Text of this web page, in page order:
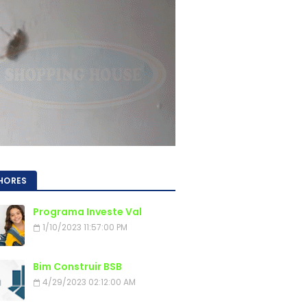
Programa Investe Val
1/10/2023 11:57:00 PM
Bim Construir BSB
4/29/2023 02:12:00 AM